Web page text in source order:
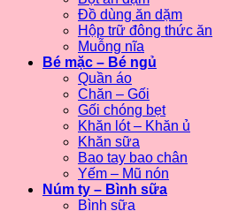
Đồ dùng ăn dặm
Hộp trữ đông thức ăn
Muỗng nĩa
Bé mặc – Bé ngủ
Quần áo
Chăn – Gối
Gối chóng bẹt
Khăn lót – Khăn ủ
Khăn sữa
Bao tay bao chân
Yếm – Mũ nón
Núm ty – Bình sữa
Bình sữa